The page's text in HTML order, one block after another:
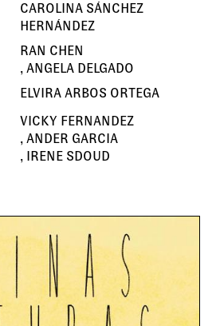
CAROLINA SÁNCHEZ
HERNÁNDEZ
RAN CHEN
ANGELA DELGADO
ELVIRA ARBOS ORTEGA
VICKY FERNANDEZ
ANDER GARCIA
IRENE SDOUD